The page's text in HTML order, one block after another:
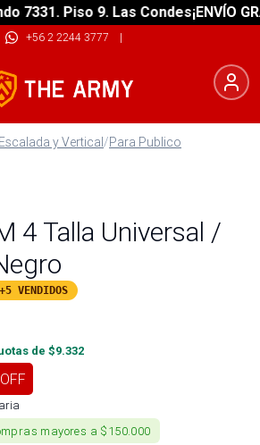
Piso 9. Las Condes¡ENVÍO
+56 2 2244 3777 |
y Vertical/Para Publico
4 Talla Universal /
+5 VENDIDOS
de $9.332
mayores a $150.000